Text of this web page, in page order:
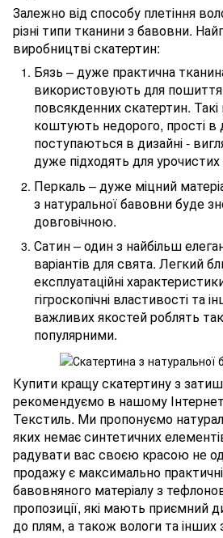
Залежно від способу плетіння
різні типи тканини з бавовни.
виробництві скатертин:
Бязь – дуже практична
використовують для пошиття
повсякденних скатертин. Такі
коштують недорого, прості в
поступаються в дизайні -
дуже підходять для урочистих
Перкаль – дуже міцний
з натуральної бавовни буде
довговічною.
Сатин – один з найбільш
варіантів для свята. Легкий
експлуатаційні
гігроскопічні властивості та
важливих якостей роблять
популярними.
Купити кращу скатертину з
рекомендуємо в нашому
Текстиль. Ми пропонуємо
яких немає синтетичних
радувати вас своєю красою не
продажу є максимально
бавовняного матеріалу з
пропозиції, які мають приємний
до плям, а також вологи та інших